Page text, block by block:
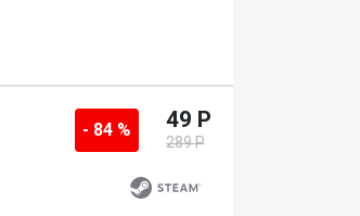
- 84 % 49 P
289 P